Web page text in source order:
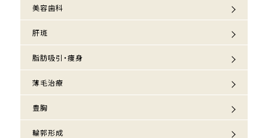
美容歯科
肝斑
脂肪吸引・痩身
薄毛治療
豊胸
輪郭形成